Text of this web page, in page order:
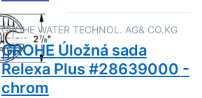
GROHE WATER TECHNOL. AG& CO.KG
GROHE Úložná sada
Relexa Plus #28639000 -
chrom